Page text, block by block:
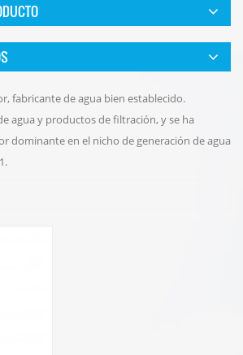
fabricante de agua bien establecido.
agua y productos de filtración, y se ha
dominante en el nicho de generación de agua